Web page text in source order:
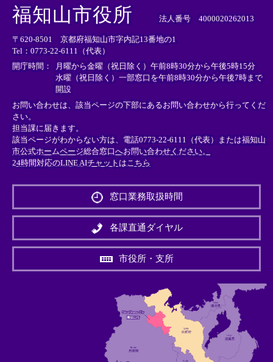
外
部
リ
ン
ク
＞
外
リ
ン
ク
＞
外
部
ン
ク
＞
福知山市役所 法人番号 4000020262013
〒620-8501 京都府福知山市字内記13番地の1
Tel：0773-22-6111（代表）
開庁時間：
月曜から金曜（祝日除く）午前8時30分から午後5時15分
水曜（祝日除く）一部窓口を午前8時30分から午後7時まで
開設
お問い合わせは、該当ページの下部にあるお問い合わせから行ってくだ
さい。
担当課に届きます。
該当ページがわからない方は、電話0773-22-6111（代表）または福知山
市公式ホームページ総合窓口へお問い合わせください。
24時間対応のLINE AIチャットはこちら
外
リ
ン
＞
窓口業務取扱時間
各課直通ダイヤル
市役所・支所